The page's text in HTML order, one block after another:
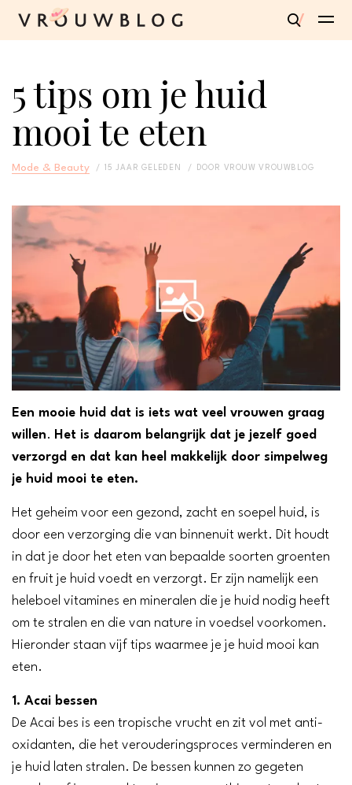
5 tips om je huid
mooi te eten
Mode & Beauty 15 JAAR GELEDEN DOOR VROUW VROUWBLOG
Een mooie huid dat is iets wat veel vrouwen graag
willen. Het is daarom belangrijk dat je jezelf goed
verzorgd en dat kan heel makkelijk door simpelweg
je huid mooi te eten.
Het geheim voor een gezond, zacht en soepel huid, is
door een verzorging die van binnenuit werkt. Dit houdt
in dat je door het eten van bepaalde soorten groenten
en fruit je huid voedt en verzorgt. Er zijn namelijk een
heleboel vitamines en mineralen die je huid nodig heeft
om te stralen en die van nature in voedsel voorkomen.
Hieronder staan vijf tips waarmee je je huid mooi kan
eten.
1. Acai bessen
De Acai bes is een tropische vrucht en zit vol met anti-
oxidanten, die het verouderingsproces verminderen en
je huid laten stralen. De bessen kunnen zo gegeten